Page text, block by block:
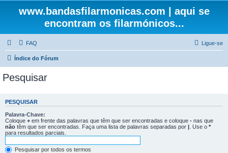
www.bandasfilarmonicas.com | aqui se
encontram os filarmónicos...
FAQ Ligue-se
Índice do Fórum
Pesquisar
PESQUISAR
Palavra-Chave:
Coloque + em frente das palavras que têm que ser encontradas e coloque - nas que
não têm que ser encontradas. Faça uma lista de palavras separadas por | . Use o *
para resultados parciais.
Pesquisar por todos os termos